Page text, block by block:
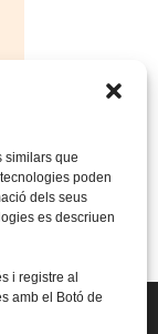
similars que
poden
dels seus
es descriuen
i registre al
amb el Botó de